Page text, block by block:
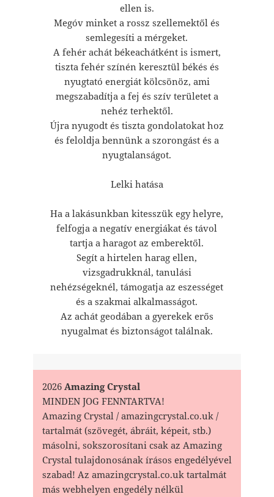
ellen is.
Megóv minket a rossz szellemektől és
semlegesíti a mérgeket.
A fehér achát békeachátként is ismert,
tiszta fehér színén keresztül békés és
nyugtató energiát kölcsönöz, ami
megszabadítja a fej és szív területet a
nehéz terhektől.
Újra nyugodt és tiszta gondolatokat hoz
és feloldja bennünk a szorongást és a
nyugtalanságot.
Lelki hatása
Ha a lakásunkban kitesszük egy helyre,
felfogja a negatív energiákat és távol
tartja a haragot az emberektől.
Segít a hirtelen harag ellen,
vizsgadrukknál, tanulási
nehézségeknél, támogatja az eszességet
és a szakmai alkalmasságot.
Az achát geodában a gyerekek erős
nyugalmat és biztonságot találnak.
2026Amazing Crystal
MINDEN JOG FENNTARTVA!
Amazing Crystal / amazingcrystal.co.uk /
tartalmát (szövegét, ábráit, képeit, stb.)
másolni, sokszorosítani csak az Amazing
Crystal tulajdonosának írásos engedélyével
szabad! Az amazingcrystal.co.uk tartalmát
más webhelyen engedély nélkül